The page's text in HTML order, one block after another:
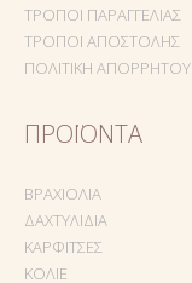
ΤΡΌΠΟΙ ΠΑΡΑΓΓΕΛΊΑΣ
ΤΡΌΠΟΙ ΑΠΟΣΤΟΛΉΣ
ΠΟΛΙΤΙΚΉ ΑΠΟΡΡΉΤΟΥ
ΠΡΟΪΌΝΤΑ
ΒΡΑΧΙΌΛΙΑ
ΔΑΧΤΥΛΊΔΙΑ
ΚΑΡΦΊΤΣΕΣ
ΚΟΛΙΈ